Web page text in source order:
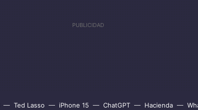
Ted Lasso iPhone 15 ChatGPT Hacienda